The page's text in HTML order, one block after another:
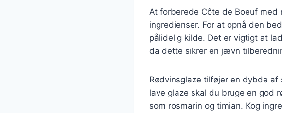
At forberede Côte de Boeuf
ingredienser. For at opnå den
pålidelig kilde. Det er vigtigt at
da dette sikrer en jævn
Rødvinsglaze tilføjer en dybde
lave glaze skal du bruge en god
som rosmarin og timian. Kog